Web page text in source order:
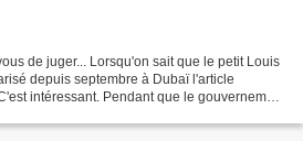
de juger... Lorsqu'on sait que le petit Louis
depuis septembre à Dubaï l'article
intéressant. Pendant que le gouvernement